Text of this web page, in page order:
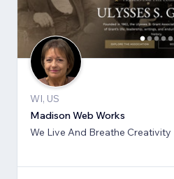
WI, US
Madison Web Works
We Live And Breathe Creativity